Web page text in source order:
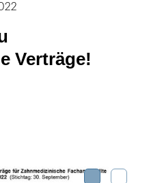
Verträge!